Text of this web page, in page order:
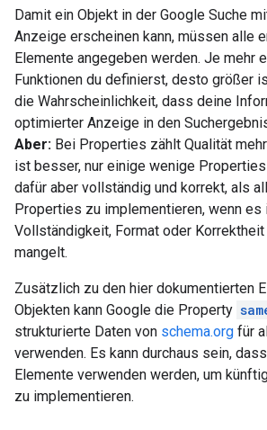
Damit ein Objekt in der Google Suche
Anzeige erscheinen kann, müssen alle
Elemente angegeben werden. Je mehr
Funktionen du definierst, desto größer
die Wahrscheinlichkeit, dass deine
optimierter Anzeige in den
Aber: Bei Properties zählt Qualität
ist besser, nur einige wenige
dafür aber vollständig und korrekt, als
Properties zu implementieren, wenn es
Vollständigkeit, Format oder
mangelt.
Zusätzlich zu den hier dokumentierten
Objekten kann Google die Property
strukturierte Daten von schema.org für
verwenden. Es kann durchaus sein,
Elemente verwenden werden, um
zu implementieren.